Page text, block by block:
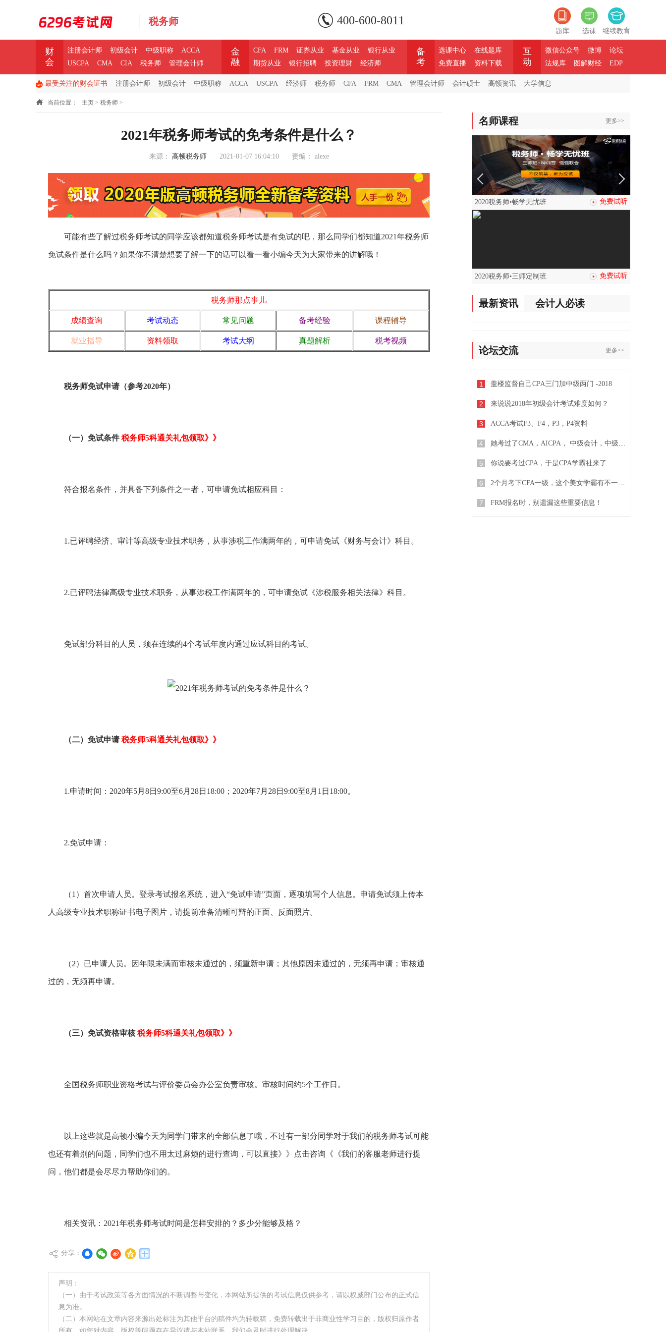
税务师 400-600-8011
题库 选课 继续教育
财
会
注册会计师 初级会计 中级职称
ACCA
USCPA
CMA CIA 税务师 管理会计师
金
融
CFA FRM 证券从业 基金从业
银行从业
期货从业
银行招聘 投资理财 经济师
备
考
选课中心
在线题库
免费直播
资料下载
互
动
微信公众号 微博
论坛
法规库
图解财经 EDP
最受关注的财会证书 注册会计师 初级会计 中级职称 ACCA USCPA 经济师 税务师 CFA FRM CMA 管理会计师 会计硕士 高顿资讯 大学信息
当前位置： 主页 > 税务师 >
2021年税务师考试的免考条件是什么？
来源： 高顿税务师 2021-01-07 16:04:10 责编： alexe
可能有些了解过税务师考试的同学应该都知道税务师考试是有免试的吧，那么同学们都知道2021年税务师
免试条件是什么吗？如果你不清楚想要了解一下的话可以看一看小编今天为大家带来的讲解哦！
税务师那点事儿
成绩查询 考试动态 常见问题 备考经验 课程辅导
就业指导 资料领取 考试大纲 真题解析 税考视频
税务师免试申请（参考2020年）
（一）免试条件税务师5科通关礼包领取》》
符合报名条件，并具备下列条件之一者，可申请免试相应科目：
1.已评聘经济、审计等高级专业技术职务，从事涉税工作满两年的，可申请免试《财务与会计》科目。
2.已评聘法律高级专业技术职务，从事涉税工作满两年的，可申请免试《涉税服务相关法律》科目。
免试部分科目的人员，须在连续的4个考试年度内通过应试科目的考试。
（二）免试申请税务师5科通关礼包领取》》
1.申请时间：2020年5月8日9:00至6月28日18:00；2020年7月28日9:00至8月1日18:00。
2.免试申请：
（1）首次申请人员。登录考试报名系统，进入“免试申请”页面，逐项填写个人信息。申请免试须上传本
人高级专业技术职称证书电子图片，请提前准备清晰可辩的正面、反面照片。
（2）已申请人员。因年限未满而审核未通过的，须重新申请；其他原因未通过的，无须再申请；审核通
过的，无须再申请。
（三）免试资格审核税务师5科通关礼包领取》》
全国税务师职业资格考试与评价委员会办公室负责审核。审核时间约5个工作日。
以上这些就是高顿小编今天为同学门带来的全部信息了哦，不过有一部分同学对于我们的税务师考试可能
也还有着别的问题，同学们也不用太过麻烦的进行查询，可以直接》》点击咨询《《我们的客服老师进行提
问，他们都是会尽尽力帮助你们的。
相关资讯： 2021年税务师考试时间是怎样安排的？多少分能够及格？
分享：
声明：
（一）由于考试政策等各方面情况的不断调整与变化，本网站所提供的考试信息仅供参考，请以权威部门公布的正式信
息为准。
（二）本网站在文章内容来源出处标注为其他平台的稿件均为转载稿，免费转载出于非商业性学习目的，版权归原作者
名师课程 更多>>
2020税务师•畅学无忧班 免费试听
2020税务师•三师定制班 免费试听
最新资讯 会计人必读
论坛交流 更多>>
1 盖楼监督自己CPA三门加中级两门 -2018
2 来说说2018年初级会计考试难度如何？
3 ACCA考试F3、F4，P3，P4资料
4 她考过了CMA，AICPA， 中级会计，中级经济师...
5 你说要考过CPA，于是CPA学霸社来了
6 2个月考下CFA一级，这个美女学霸有不一样的复习方法
7 FRM报名时，别遗漏这些重要信息！